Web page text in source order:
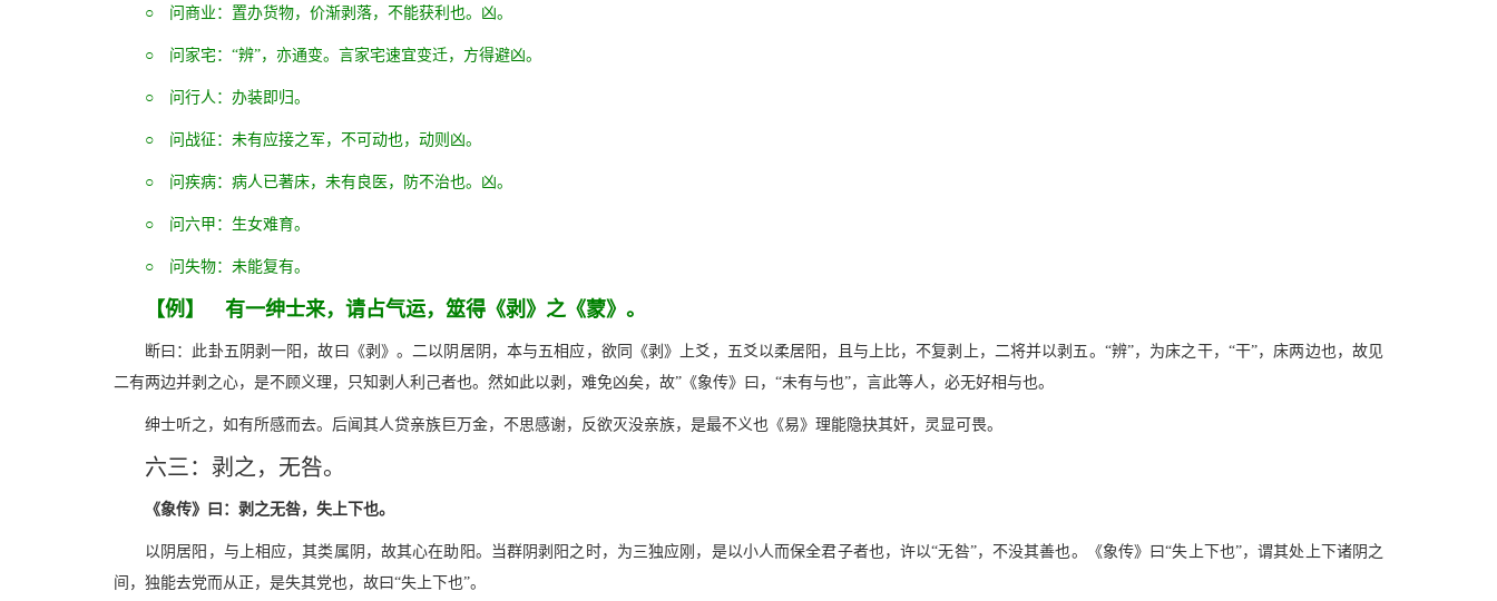
○ 问商业：置办货物，价渐剥落，不能获利也。凶。
○ 问家宅：“辨”，亦通变。言家宅速宜变迁，方得避凶。
○ 问行人：办装即归。
○ 问战征：未有应接之军，不可动也，动则凶。
○ 问疾病：病人已著床，未有良医，防不治也。凶。
○ 问六甲：生女难育。
○ 问失物：未能复有。
【例】 有一绅士来，请占气运，筮得《剥》之《蒙》。
断曰：此卦五阴剥一阳，故曰《剥》。二以阴居阴，本与五相应，欲同《剥》上爻，五爻以柔居阳，且与上比，不复剥上，二将并以剥五。“辨”，为床之干，“干”，床两边也，故见
二有两边并剥之心，是不顾义理，只知剥人利己者也。然如此以剥，难免凶矣，故”《象传》曰，“未有与也”，言此等人，必无好相与也。
绅士听之，如有所感而去。后闻其人贷亲族巨万金，不思感谢，反欲灭没亲族，是最不义也《易》理能隐抉其奸，灵显可畏。
六三：剥之，无咎。
《象传》曰：剥之无咎，失上下也。
以阴居阳，与上相应，其类属阴，故其心在助阳。当群阴剥阳之时，为三独应刚，是以小人而保全君子者也，许以“无咎”，不没其善也。《象传》曰“失上下也”，谓其处上下诸阴之
间，独能去党而从正，是失其党也，故曰“失上下也”。